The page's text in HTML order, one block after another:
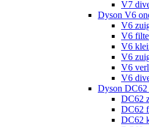
V7
Dyson V6
V6
V6
V6
V6
V6
V6
Dyson DC62
DC62
DC62
DC62